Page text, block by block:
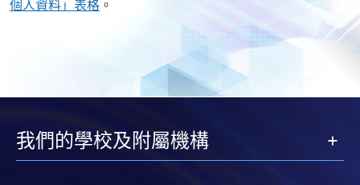
個人資料」表格 。
我們的學校及附屬機構